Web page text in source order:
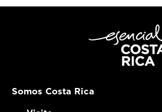
Somos Costa Rica